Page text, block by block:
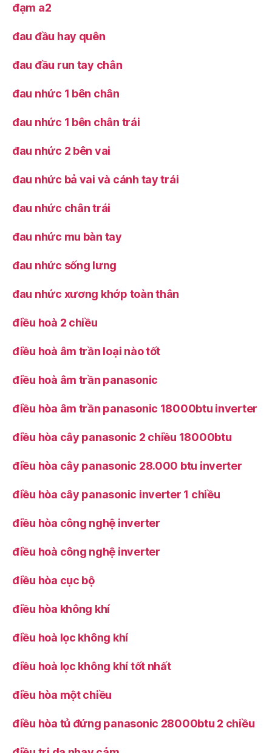
đạm a2
đau đầu hay quên
đau đầu run tay chân
đau nhức 1 bên chân
đau nhức 1 bên chân trái
đau nhức 2 bên vai
đau nhức bả vai và cánh tay trái
đau nhức chân trái
đau nhức mu bàn tay
đau nhức sống lưng
đau nhức xương khớp toàn thân
điều hoà 2 chiều
điều hoà âm trần loại nào tốt
điều hoà âm trần panasonic
điều hòa âm trần panasonic 18000btu inverter
điều hòa cây panasonic 2 chiều 18000btu
điều hòa cây panasonic 28.000 btu inverter
điều hòa cây panasonic inverter 1 chiều
điều hòa công nghệ inverter
điều hoà công nghệ inverter
điều hòa cục bộ
điều hòa không khí
điều hoà lọc không khí
điều hoà lọc không khí tốt nhất
điều hòa một chiều
điều hòa tủ đứng panasonic 28000btu 2 chiều